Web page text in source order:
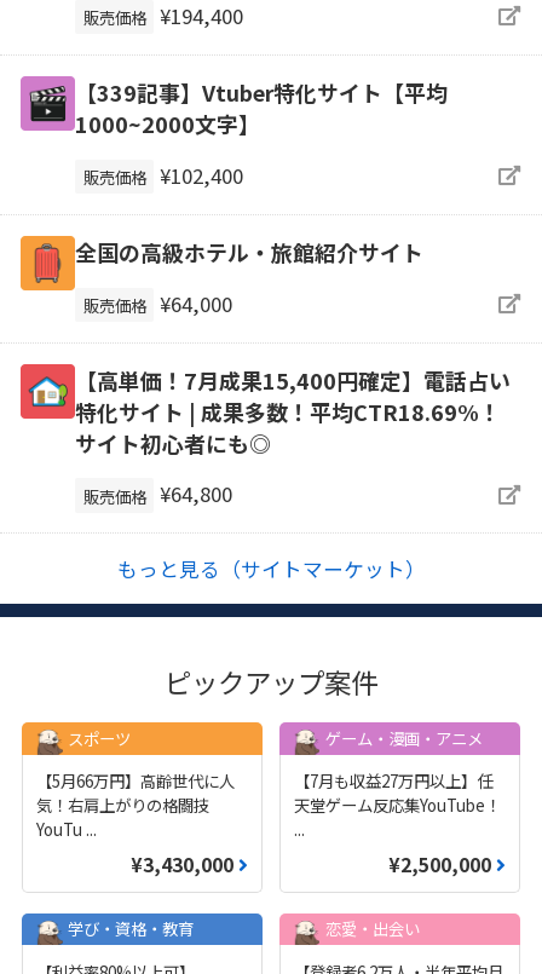
販売価格 ¥194,400
【339記事】Vtuber特化サイト【平均
1000~2000文字】
販売価格 ¥102,400
全国の高級ホテル・旅館紹介サイト
販売価格 ¥64,000
【高単価！7月成果15,400円確定】電話占い
特化サイト | 成果多数！平均CTR18.69%！
サイト初心者にも◎
販売価格 ¥64,800
もっと見る（サイトマーケット）
ピックアップ案件
スポーツ
【5月66万円】高齢世代に人
気！右肩上がりの格闘技
YouTu ...
¥3,430,000
ゲーム・漫画・アニメ
【7月も収益27万円以上】任
天堂ゲーム反応集YouTube！
...
¥2,500,000
学び・資格・教育
恋愛・出会い